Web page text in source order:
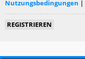
Nutzungsbedingungen |
REGISTRIEREN